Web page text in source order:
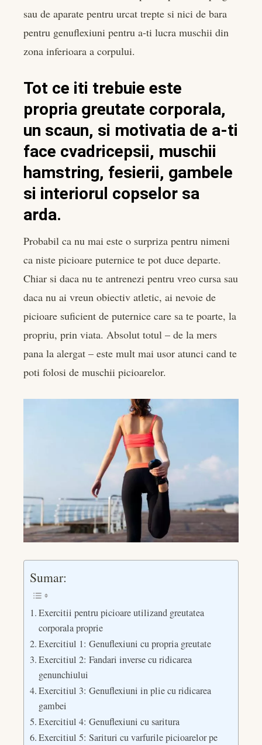
sau de aparate pentru urcat trepte si nici de bara
pentru genuflexiuni pentru a-ti lucra muschii din
zona inferioara a corpului.
Tot ce iti trebuie este
propria greutate corporala,
un scaun, si motivatia de a-ti
face cvadricepsii, muschii
hamstring, fesierii, gambele
si interiorul copselor sa
arda.
Probabil ca nu mai este o surpriza pentru nimeni
ca niste picioare puternice te pot duce departe.
Chiar si daca nu te antrenezi pentru vreo cursa sau
daca nu ai vreun obiectiv atletic, ai nevoie de
picioare suficient de puternice care sa te poarte, la
propriu, prin viata. Absolut totul – de la mers
pana la alergat – este mult mai usor atunci cand te
poti folosi de muschii picioarelor.
Sumar:
Exercitii pentru picioare utilizand greutatea
corporala proprie
Exercitiul 1: Genuflexiuni cu propria greutate
Exercitiul 2: Fandari inverse cu ridicarea
genunchiului
Exercitiul 3: Genuflexiuni in plie cu ridicarea
gambei
Exercitiul 4: Genuflexiuni cu saritura
Exercitiul 5: Sarituri cu varfurile picioarelor pe